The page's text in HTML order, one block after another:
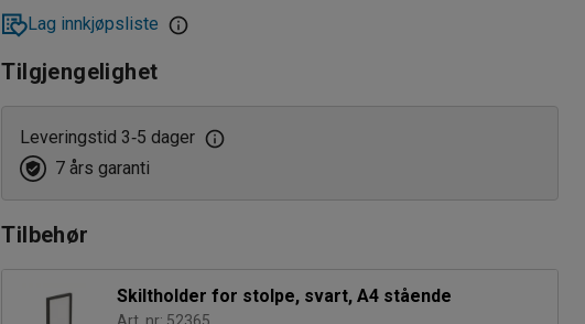
Lag innkjøpsliste
Tilgjengelighet
Leveringstid 3‑5 dager
7 års garanti
Tilbehør
Skiltholder for stolpe, svart, A4 stående